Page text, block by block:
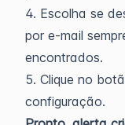
4. Escolha se
por e-mail
encontrados.
5. Clique no
configuração.